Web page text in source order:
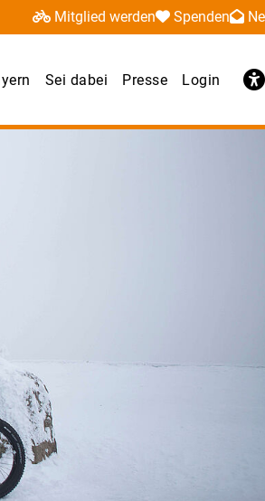
Mitglied werden Spenden
Sei dabei Presse Login